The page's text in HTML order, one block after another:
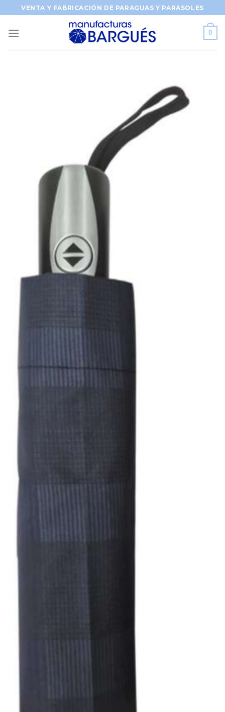
Saltar
al
contenido
VENTA Y FABRICACIÓN DE PARAGUAS Y PARASOLES
0